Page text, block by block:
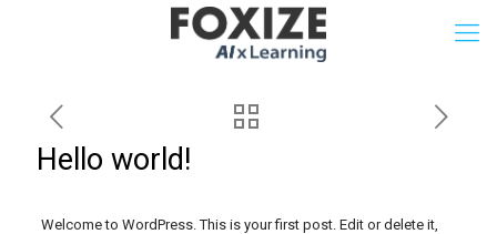
Hello world!
Welcome to WordPress. This is your first post. Edit or delete it,